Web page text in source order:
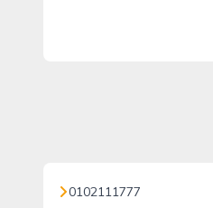
0102111777